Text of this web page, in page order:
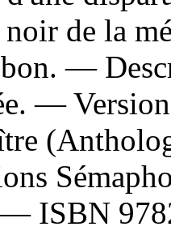
noir de la
—
—
— ISBN